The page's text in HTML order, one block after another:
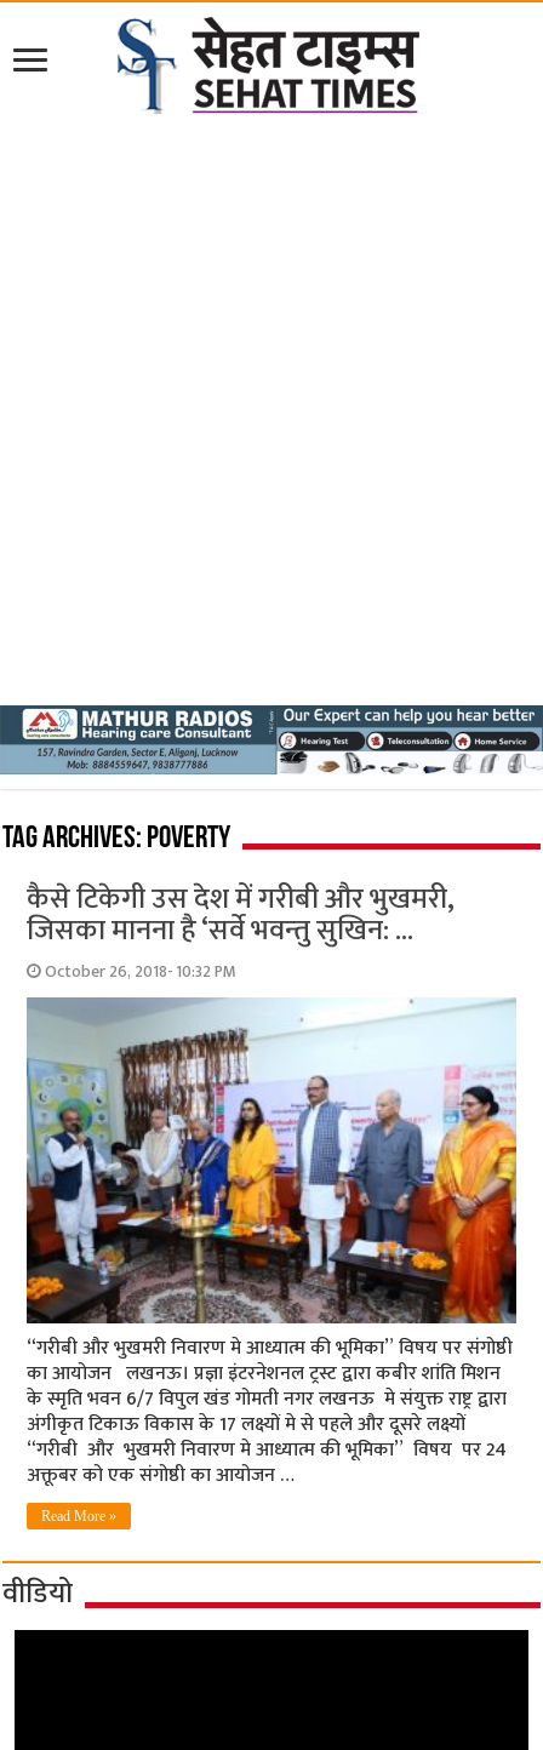
Tag Archives: poverty
कैसे टिकेगी उस देश में गरीबी और भुखमरी,
जिसका मानना है ‘सर्वे भवन्‍तु सुखिन: …
October 26, 2018- 10:32 PM
“गरीबी और भुखमरी निवारण मे आध्यात्म की भूमिका” विषय पर संगोष्ठी
का आयोजन लखनऊ। प्रज्ञा इंटरनेशनल ट्रस्ट द्वारा कबीर शांति मिशन
के स्मृति भवन 6/7 विपुल खंड गोमती नगर लखनऊ मे संयुक्त राष्ट्र द्वारा
अंगीकृत टिकाऊ विकास के 17 लक्ष्यों मे से पहले और दूसरे लक्ष्यों
“गरीबी और भुखमरी निवारण मे आध्यात्म की भूमिका” विषय पर 24
अक्तूबर को एक संगोष्ठी का आयोजन …
Read More »
वीडियो